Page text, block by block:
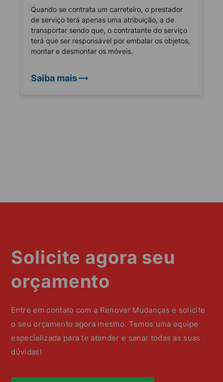
Quando se contrata um carreteiro, o prestador
de serviço terá apenas uma atribuição, a de
transportar sendo que, o contratante do serviço
terá que ser responsável por embalar os objetos,
montar e desmontar os móveis.
Saiba mais
Solicite agora seu
orçamento
Entre em contato com a Renovar Mudanças e solicite
o seu orçamento agora mesmo. Temos uma equipe
especializada para te atender e sanar todas as suas
dúvidas!